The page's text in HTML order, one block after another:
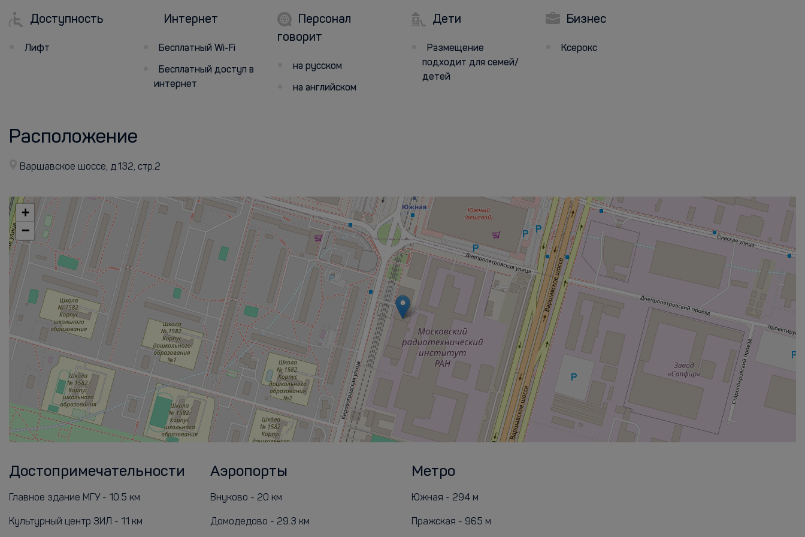
Доступность
Лифт
Интернет
Бесплатный Wi-Fi
Бесплатный доступ в
интернет
Персонал
говорит
на русском
на английском
Дети
Размещение
подходит для семей/
детей
Бизнес
Ксерокс
Расположение
Варшавское шоссе, д.132, стр.2
+
−
Достопримечательности
Главное здание МГУ - 10.5 км
Культурный центр ЗИЛ - 11 км
Аэропорты
Внуково - 20 км
Домодедово - 29.3 км
Метро
Южная - 294 м
Пражская - 965 м